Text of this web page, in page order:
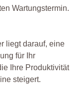
Wartungstermin.
liegt darauf, eine
für Ihr
Ihre Produktivität
steigert.